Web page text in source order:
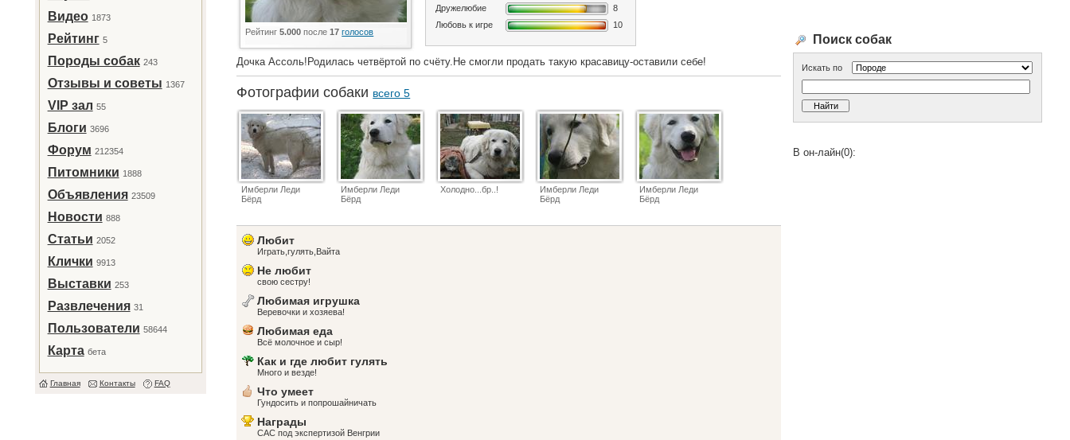
Видео 1873
Рейтинг 5
Породы собак 243
Отзывы и советы 1367
VIP зал 55
Блоги 3696
Форум 212354
Питомники 1888
Объявления 23509
Новости 888
Статьи 2052
Клички 9913
Выставки 253
Развлечения 31
Пользователи 58644
Карта бета
Главная Контакты FAQ
Рейтинг5.000 после17 голосов
Дружелюбие
8
Любовь к игре
10
Дочка Ассоль!Родилась четвёртой по счёту.Не смогли продать такую красавицу-оставили себе!
Фотографии собаки всего 5
Имберли Леди
Бёрд
Имберли Леди
Бёрд
Холодно...бр..!
Имберли Леди
Бёрд
Имберли Леди
Бёрд
Любит
Играть,гулять,Вайта
Не любит
свою сестру!
Любимая игрушка
Веревочки и хозяева!
Любимая еда
Всё молочное и сыр!
Как и где любит гулять
Много и везде!
Что умеет
Гундосить и попрошайничать
Награды
CAC под экспертизой Венгрии
Поиск собак
Искать по
В он-лайн(0):